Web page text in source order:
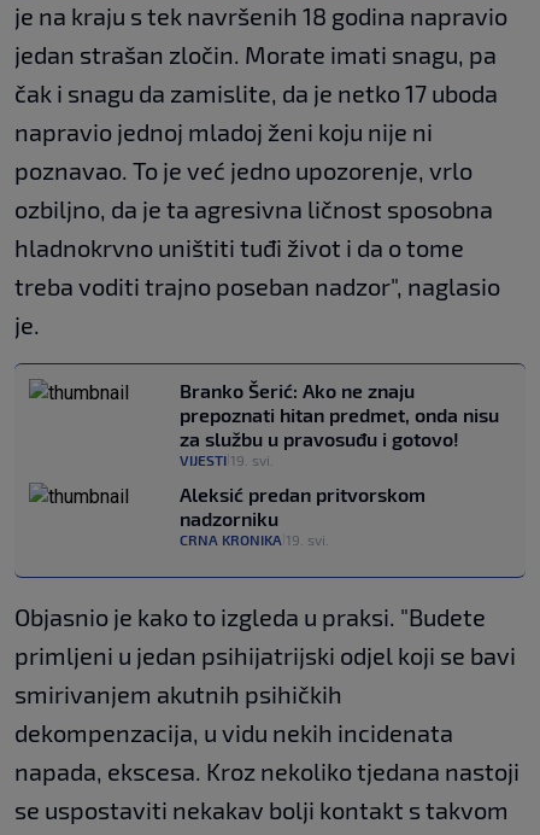
je na kraju s tek navršenih 18 godina napravio
jedan strašan zločin. Morate imati snagu, pa
čak i snagu da zamislite, da je netko 17 uboda
napravio jednoj mladoj ženi koju nije ni
poznavao. To je već jedno upozorenje, vrlo
ozbiljno, da je ta agresivna ličnost sposobna
hladnokrvno uništiti tuđi život i da o tome
treba voditi trajno poseban nadzor", naglasio
je.
Branko Šerić: Ako ne znaju
prepoznati hitan predmet, onda nisu
za službu u pravosuđu i gotovo!
VIJESTI 19. svi.
Aleksić predan pritvorskom
nadzorniku
CRNA KRONIKA 19. svi.
Objasnio je kako to izgleda u praksi. "Budete
primljeni u jedan psihijatrijski odjel koji se bavi
smirivanjem akutnih psihičkih
dekompenzacija, u vidu nekih incidenata
napada, ekscesa. Kroz nekoliko tjedana nastoji
se uspostaviti nekakav bolji kontakt s takvom